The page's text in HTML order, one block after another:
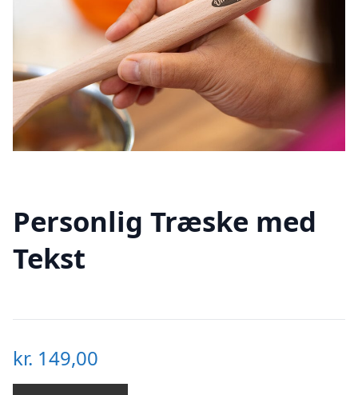
Personlig Træske med
Tekst
kr. 149,00